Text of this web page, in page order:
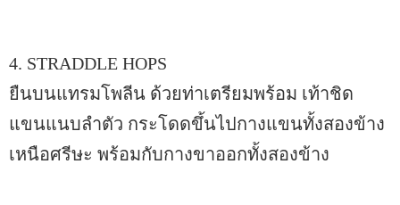
4. STRADDLE HOPS
ยืนบนแทรมโพลีน ด้วยท่าเตรียมพร้อม เท้าชิด
แขนแนบลำตัว กระโดดขึ้นไปกางแขนทั้งสองข้าง
เหนือศรีษะ พร้อมกับกางขาออกทั้งสองข้าง